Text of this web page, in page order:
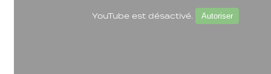
YouTube est désactivé. Autoriser